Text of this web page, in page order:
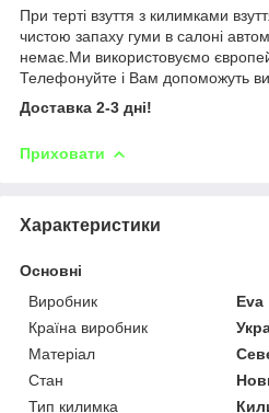
При терті взуття з килимками
чистою запаху гуми в салоні
немає.Ми використовуємо
Телефонуйте і Вам допоможуть
Доставка 2-3 дні!
Приховати
Характеристики
Основні
Виробник
Eva
Країна виробник
Матеріал
Стан
Тип килимка